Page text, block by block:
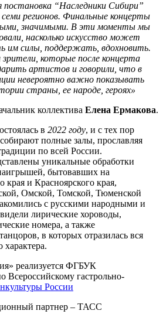
“Наследники Сибири”
регионов. Финальные концерты
значимыми. В эти моменты мы
насколько искусство может
им силы, поддержать, вдохновить.
которые после концерта
артистов и говорили, что в
невероятно важно показывать
страны, ее народе, героях»
коллектива Елена Ермакова.
в 2022 году, и с тех пор
полные залы, прославляя
по всей России.
уникальные обработки
бытовавших на
края и Красноярского края,
Омской, Томской, Тюменской
с русскими народными и
лирические хороводы,
номера, а также
в которых отразилась вся
характера.
реализуется ФГБУК
гастрольно-
России
партнер – ТАСС